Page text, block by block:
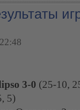
3-0 (25-10,
5)